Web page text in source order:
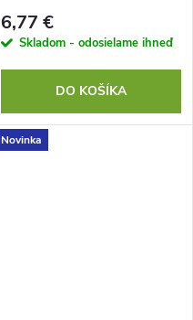
6,77 €
Skladom - odosielame ihneď
DO KOŠÍKA
Novinka